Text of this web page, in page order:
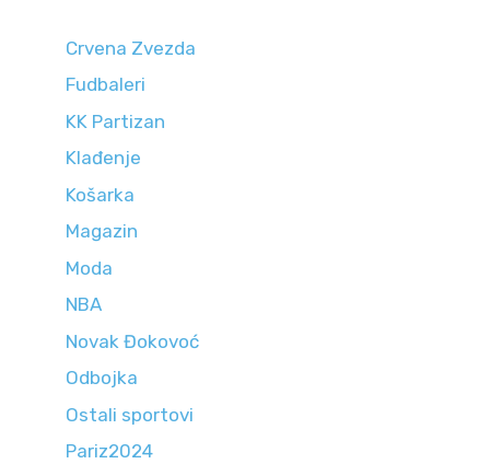
Crvena Zvezda
Fudbaleri
KK Partizan
Klađenje
Košarka
Magazin
Moda
NBA
Novak Đokovoć
Odbojka
Ostali sportovi
Pariz2024